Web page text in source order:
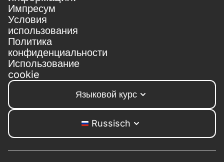
Импресум
Условия
использования
Политика
конфиденциальности
Использование
cookie
Языковой курс
Russisch